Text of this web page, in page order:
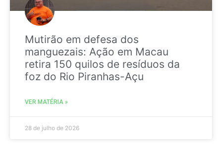
Mutirão em defesa dos
manguezais: Ação em Macau
retira 150 quilos de resíduos da
foz do Rio Piranhas-Açu
VER MATÉRIA »
28 de julho de 2026